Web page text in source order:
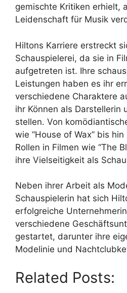
gemischte Kritiken erhielt,
Leidenschaft für Musik
Hiltons Karriere erstreckt
Schauspielerei, da sie in
aufgetreten ist. Ihre
Leistungen haben es ihr
verschiedene Charaktere
ihr Können als Darstellerin
stellen. Von
wie “House of Wax” bis
Rollen in Filmen wie “The
ihre Vielseitigkeit als
Neben ihrer Arbeit als
Schauspielerin hat sich
erfolgreiche
verschiedene
gestartet, darunter ihre
Modelinie und
Related Posts: